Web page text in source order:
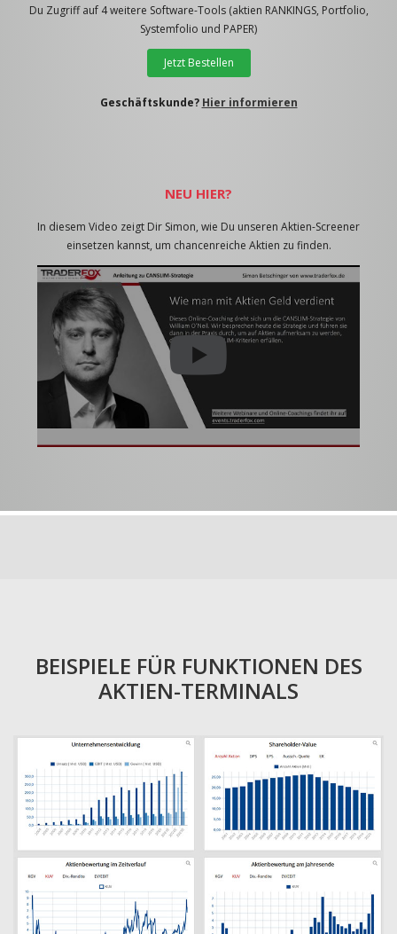
Du Zugriff auf 4 weitere Software-Tools (aktien RANKINGS, Portfolio,
Systemfolio und PAPER)
Jetzt Bestellen
Geschäftskunde? Hier informieren
NEU HIER?
In diesem Video zeigt Dir Simon, wie Du unseren Aktien-Screener
einsetzen kannst, um chancenreiche Aktien zu finden.
BEISPIELE FÜR FUNKTIONEN DES
AKTIEN-TERMINALS